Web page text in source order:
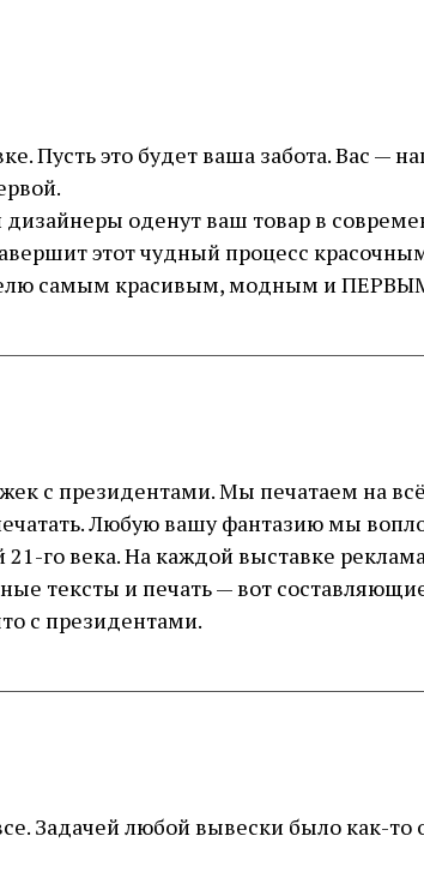
Пусть это будет ваша забота. Вас —
оденут ваш товар в
этот чудный процесс
самым красивым, модным и
с президентами. Мы печатаем на
Любую вашу фантазию мы
го века. На каждой выставке
тексты и печать — вот
с президентами.
Задачей любой вывески было как-то